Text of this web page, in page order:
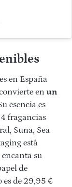
en España
en un
esencia es
fragancias
Suna, Sea
está
su
de
es de 29,95 €